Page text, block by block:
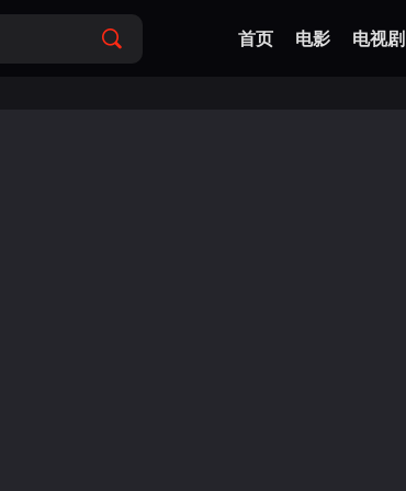
首页 电影 电视剧